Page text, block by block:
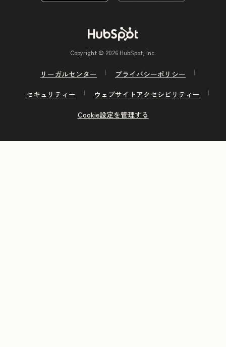
Copyright © 2026 HubSpot, Inc.
リーガルセンター
プライバシーポリシー
セキュリティー
ウェブサイトアクセシビリティー
Cookie設定を管理する